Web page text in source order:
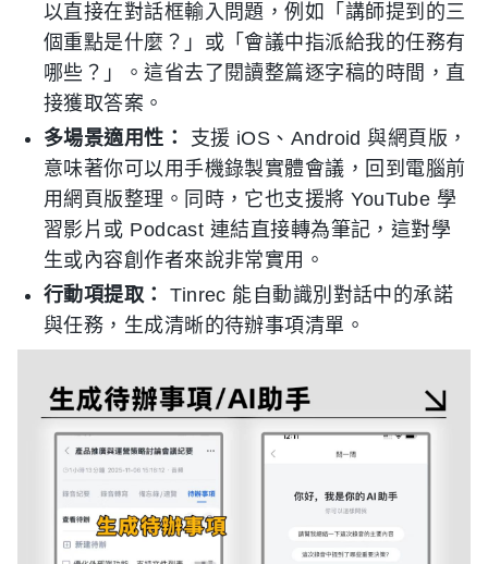
以直接在對話框輸入問題，例如「講師提到的三
個重點是什麼？」或「會議中指派給我的任務有
哪些？」。這省去了閱讀整篇逐字稿的時間，直
接獲取答案。
多場景適用性：
支援 iOS、Android 與網頁版，
意味著你可以用手機錄製實體會議，回到電腦前
用網頁版整理。同時，它也支援將 YouTube 學
習影片或 Podcast 連結直接轉為筆記，這對學
生或內容創作者來說非常實用。
行動項提取：
Tinrec 能自動識別對話中的承諾
與任務，生成清晰的待辦事項清單。